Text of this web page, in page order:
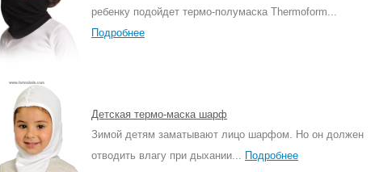
ребенку подойдет термо-полумаска Thermoform...
Подробнее
Детская термо-маска шарф
Зимой детям заматывают лицо шарфом. Но он должен
отводить влагу при дыхании... Подробнее